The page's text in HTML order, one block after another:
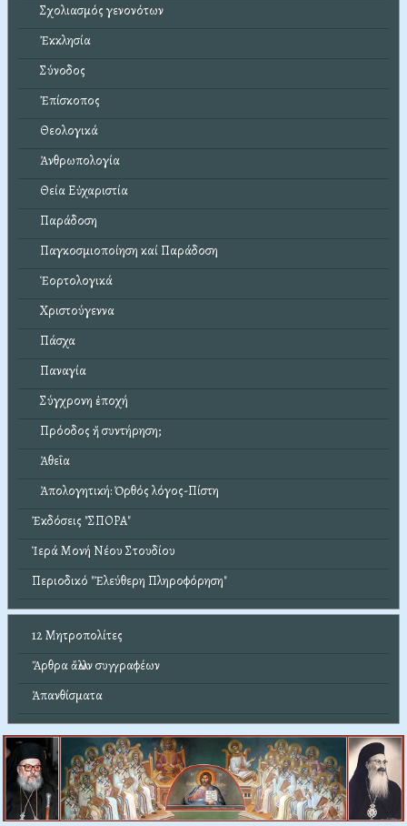
Σχολιασμός γενονότων
Ἐκκλησία
Σύνοδος
Ἐπίσκοπος
Θεολογικά
Ἀνθρωπολογία
Θεία Εὐχαριστία
Παράδοση
Παγκοσμιοποίηση καί Παράδοση
Ἑορτολογικά
Χριστούγεννα
Πάσχα
Παναγία
Σύγχρονη ἐποχή
Πρόοδος ἤ συντήρηση;
Ἀθεΐα
Ἀπολογητική: Ὀρθός λόγος-Πίστη
Ἐκδόσεις "ΣΠΟΡΑ"
Ἱερά Μονή Νέου Στουδίου
Περιοδικό "Ἐλεύθερη Πληροφόρηση"
12 Μητροπολίτες
Ἄρθρα ἄλλων συγγραφέων
Ἀπανθίσματα